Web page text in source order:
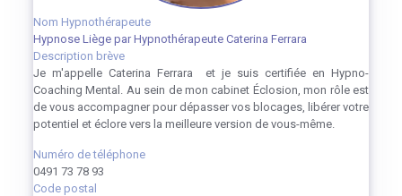
Nom Hypnothérapeute
Hypnose Liège par Hypnothérapeute Caterina Ferrara
Description brève
Je m'appelle Caterina Ferrara et je suis certifiée en Hypno-
Coaching Mental. Au sein de mon cabinet Éclosion, mon rôle est
de vous accompagner pour dépasser vos blocages, libérer votre
potentiel et éclore vers la meilleure version de vous-même.
Numéro de téléphone
0491 73 78 93
Code postal